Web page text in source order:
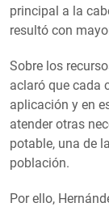
principal a la
resultó con
Sobre los
aclaró que cada
aplicación y en
atender otras
potable, una de
población.
Por ello,